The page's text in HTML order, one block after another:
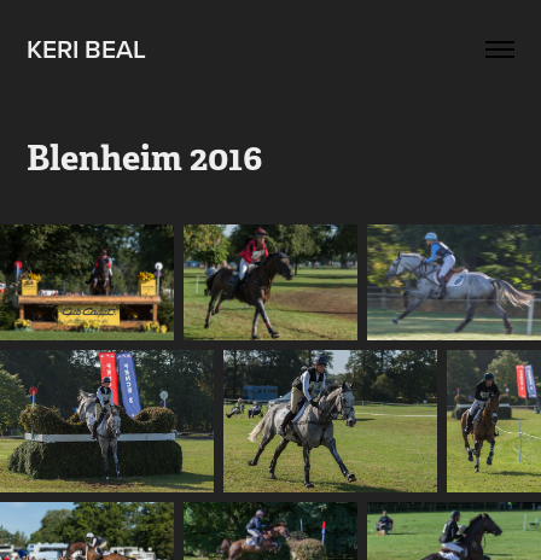
KERI BEAL
Blenheim 2016